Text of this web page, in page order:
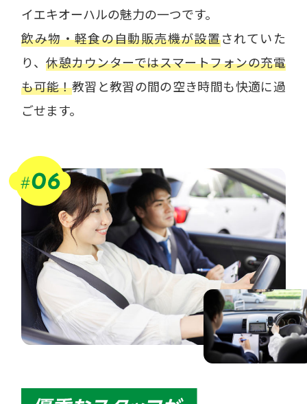
イエキオーハルの魅力の一つです。
飲み物・軽食の自動販売機が設置されていた
り、休憩カウンターではスマートフォンの充電
も可能！教習と教習の間の空き時間も快適に過
ごせます。